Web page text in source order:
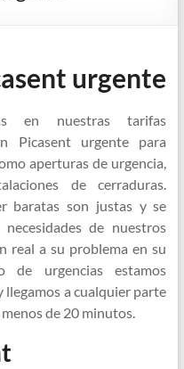
urgente
en nuestras tarifas
Picasent urgente para
aperturas de urgencia,
de cerraduras.
baratas son justas y se
de nuestros
real a su problema en su
de urgencias estamos
llegamos a cualquier parte
de 20 minutos.